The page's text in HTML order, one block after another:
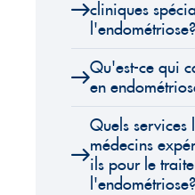
cliniques
l'endométriose?
Qu'est-ce qui
en
Quels services
médecins
ils pour le
l'endométriose?